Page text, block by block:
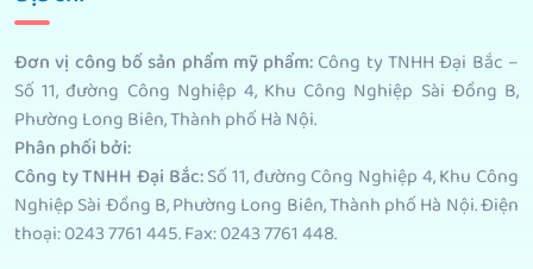
Đơn vị công bố sản phẩm mỹ phẩm: Công ty TNHH Đại Bắc –
Số 11, đường Công Nghiệp 4, Khu Công Nghiệp Sài Đồng B,
Phường Long Biên, Thành phố Hà Nội.
Phân phối bởi:
Công ty TNHH Đại Bắc:Số 11, đường Công Nghiệp 4, Khu Công
Nghiệp Sài Đồng B, Phường Long Biên, Thành phố Hà Nội. Điện
thoại: 0243 7761 445. Fax: 0243 7761 448.